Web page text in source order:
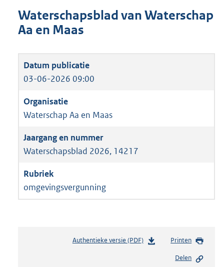
Waterschapsblad van Waterschap
Aa en Maas
03-06-2026 09:00
Waterschap Aa en Maas
Waterschapsblad 2026, 14217
omgevingsvergunning
Authentieke versie (PDF)b
Printen
Delen